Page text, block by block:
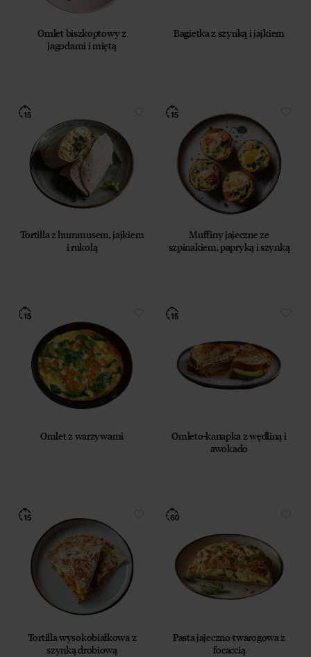
Omlet biszkoptowy z
jagodami i miętą
Bagietka z szynką i jajkiem
Tortilla z hummusem, jajkiem
i rukolą
Muffiny jajeczne ze
szpinakiem, papryką i szynką
Omlet z warzywami
Omleto-kanapka z wędliną i
awokado
Tortilla wysokobiałkowa z
szynką drobiową
Pasta jajeczno-twarogowa z
focaccią